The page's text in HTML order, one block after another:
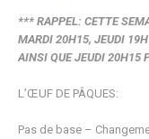
*** RAPPEL: CETTE
MARDI 20H15, JEUDI
AINSI QUE JEUDI 20H15
L’ŒUF DE PÂQUES:
Pas de base –